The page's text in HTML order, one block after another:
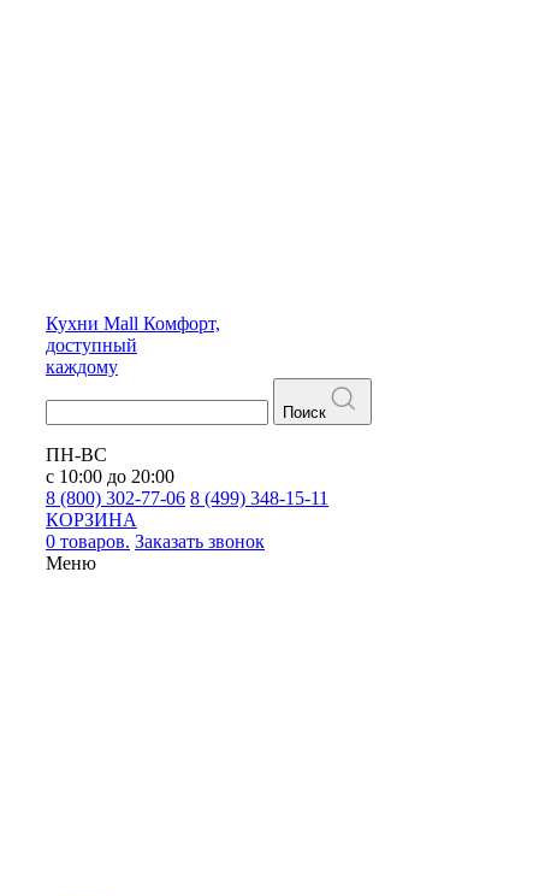
Кухни Mall Комфорт,
доступный
каждому
Поиск
ПН-ВС
с 10:00 до 20:00
8 (800) 302-77-06 8 (499) 348-15-11
КОРЗИНА
0 товаров. Заказать звонок
Меню